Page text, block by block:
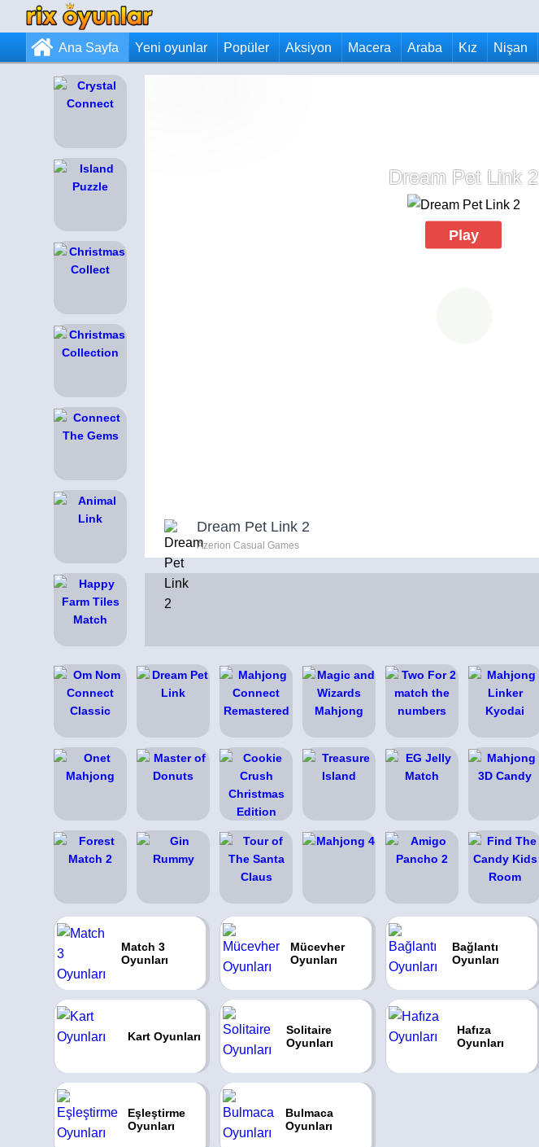
Ana Sayfa Yeni oyunlar Popüler Aksiyon Macera Araba Kız Nişan
Dream Pet Link 2
Play
Dream Pet Link 2
Azerion Casual Games
Match 3
Oyunları
Mücevher
Oyunları
Bağlantı
Oyunları
Kart Oyunları
Solitaire
Oyunları
Hafıza
Oyunları
Eşleştirme
Oyunları
Bulmaca
Oyunları